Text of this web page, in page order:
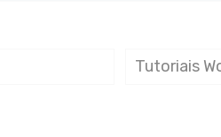
Tutoriais